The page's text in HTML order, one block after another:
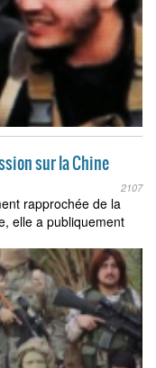
sur la Chine
2107
rapprochée de la
elle a publiquement